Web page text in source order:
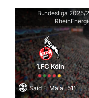
Bundesliga 2025/
1.FC Köln
Said El Mala 51'